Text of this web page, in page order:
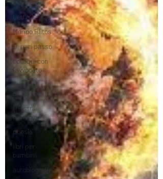
scrittore
Lettori
Mondo Blitos
Di pari passo
colloqui con
l'avvocato
i consigli
dell'avvocato
i nostri
romanzi
poesia
libri per
bambini
autobiografie